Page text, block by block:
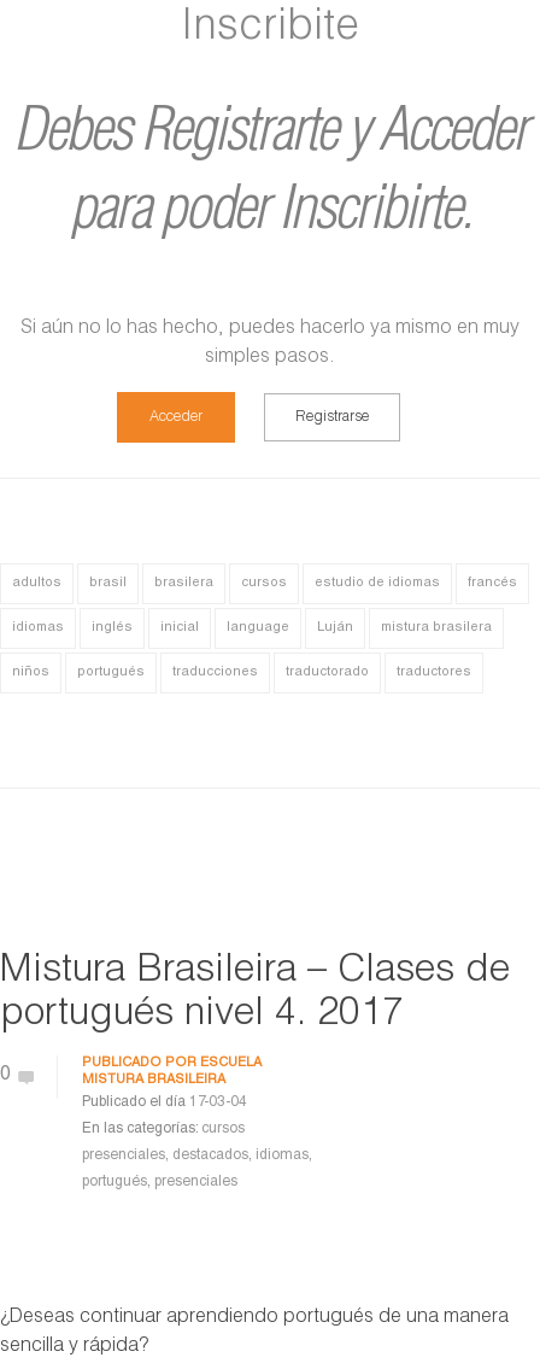
Inscribite
Debes Registrarte y Acceder
para poder Inscribirte.
Si aún no lo has hecho, puedes hacerlo ya mismo en muy
simples pasos.
Acceder Registrarse
adultos brasil brasilera cursos estudio de idiomas francés
idiomas inglés inicial language Luján mistura brasilera
niños portugués traducciones traductorado traductores
Mistura Brasileira – Clases de
portugués nivel 4. 2017
0
PUBLICADO POR ESCUELA
MISTURA BRASILEIRA
Publicado el día 17-03-04
En las categorías: cursos
presenciales, destacados, idiomas,
portugués, presenciales
¿Deseas continuar aprendiendo portugués de una manera
sencilla y rápida?